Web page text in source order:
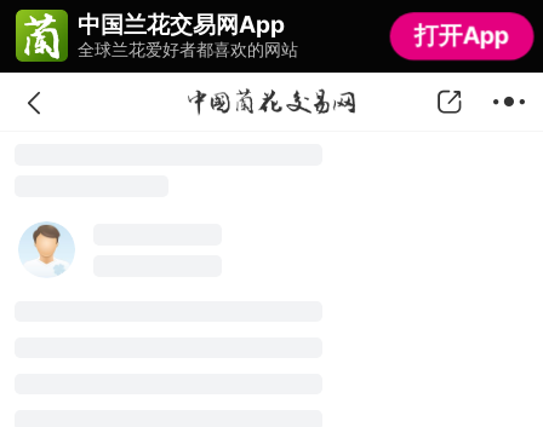
中国兰花交易网App
全球兰花爱好者都喜欢的网站 打开App
中国兰花交易网App
全球兰花爱好者都喜欢的网站 打开App